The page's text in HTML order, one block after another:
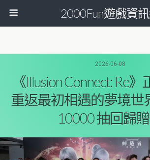
2000Fun遊戲資
2026-06-08
《Illusion Connect: Re
重返最初相遇的夢境
10000 抽回歸